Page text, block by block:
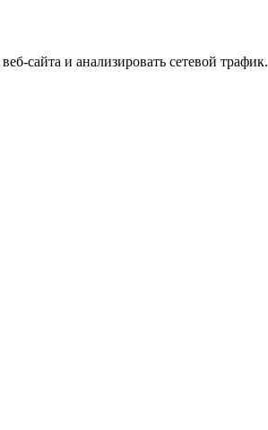
сайта и анализировать сетевой трафик.